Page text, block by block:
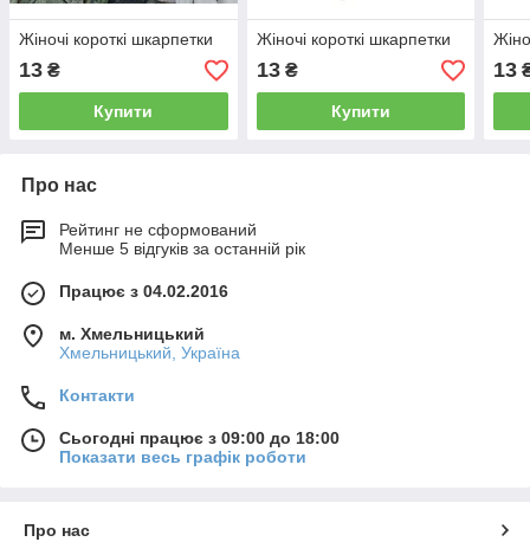
Жіночі короткі шкарпетки
13 ₴
Купити
Жіночі короткі шкарпетки
13₴
Купити
13
Про нас
Рейтинг не сформований
Менше 5 відгуків за останній рік
Працює з 04.02.2016
м. Хмельницький
Хмельницький, Україна
Контакти
Сьогодні працює з 09:00 до 18:00
Показати весь графік роботи
Про нас